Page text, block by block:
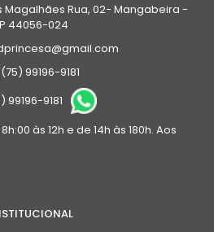
Magalhães Rua, 02- Mangabeira -
44056-024
(75) 99196-9181
99196-9181
às 12h e de 14h às 180h. Aos